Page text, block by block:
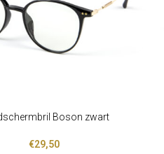
Boson zwart
€29,50